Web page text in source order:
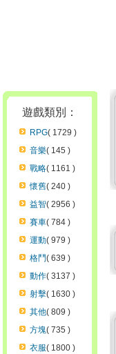
遊戲類別：
RPG( 1729 )
音樂( 145 )
戰略( 1161 )
懷舊( 240 )
益智( 2956 )
賽車( 784 )
運動( 979 )
格鬥( 639 )
動作( 3137 )
射擊( 1630 )
其他( 809 )
方塊( 735 )
衣服( 1800 )